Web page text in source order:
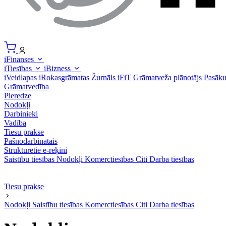
iFinanses
iTiesības
iBizness
iVeidlapas iRokasgrāmatas Žurnāls iFiT Grāmatveža plānotājs
Grāmatvedība
Pieredze
Nodokļi
Darbinieki
Vadība
Tiesu prakse
Pašnodarbinātais
Strukturētie e-rēķini
Saistību tiesības Nodokļi Komerctiesības Citi Darba tiesības
Tiesu prakse
Nodokļi Saistību tiesības Komerctiesības Citi Darba tiesības